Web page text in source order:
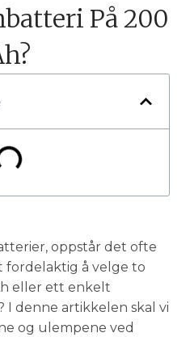
På 200
oppstår det ofte
fordelaktig å velge to
eller ett enkelt
I denne artikkelen skal vi
og ulempene ved